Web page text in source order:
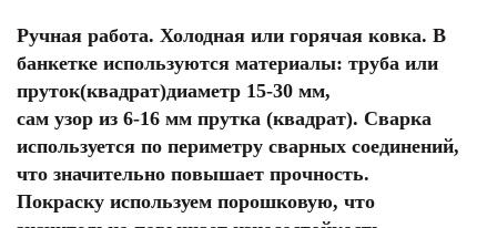
Ручная работа. Холодная или горячая ковка. В
банкетке используются материалы: труба или
пруток(квадрат)диаметр 15-30 мм,
сам узор из 6-16 мм прутка (квадрат). Сварка
используется по периметру сварных соединений,
что значительно повышает прочность.
Покраску используем порошковую, что